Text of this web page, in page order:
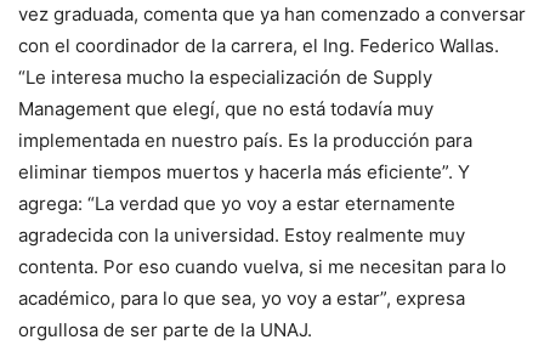
vez graduada, comenta que ya han comenzado a conversar
con el coordinador de la carrera, el Ing. Federico Wallas.
“Le interesa mucho la especialización de Supply
Management que elegí, que no está todavía muy
implementada en nuestro país. Es la producción para
eliminar tiempos muertos y hacerla más eficiente”. Y
agrega: “La verdad que yo voy a estar eternamente
agradecida con la universidad. Estoy realmente muy
contenta. Por eso cuando vuelva, si me necesitan para lo
académico, para lo que sea, yo voy a estar”, expresa
orgullosa de ser parte de la UNAJ.